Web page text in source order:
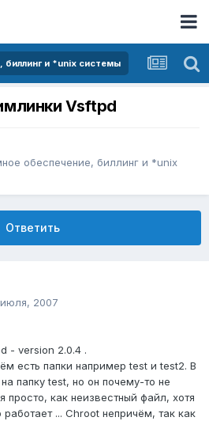
биллинг и *unix системы
Vsftpd
обеспечение, биллинг и *unix
Ответить
2007
- version 2.0.4 .
есть папки например test и test2. В
папку test, но он почему-то не
просто, как неизвестный файл, хотя
... Chroot непричём, так как